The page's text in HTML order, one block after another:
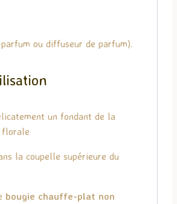
ou diffuseur de parfum).
un fondant de la
florale
la coupelle supérieure du
bougie chauffe-plat non